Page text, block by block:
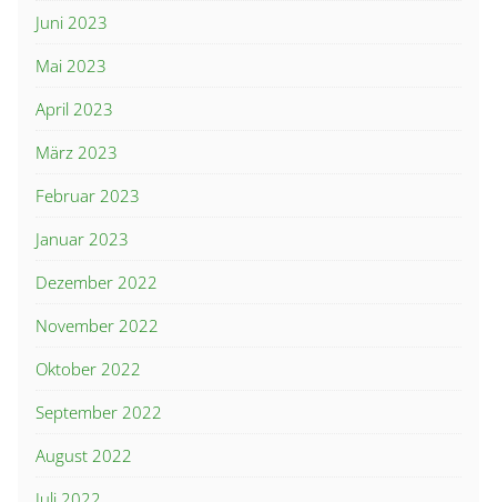
Juni 2023
Mai 2023
April 2023
März 2023
Februar 2023
Januar 2023
Dezember 2022
November 2022
Oktober 2022
September 2022
August 2022